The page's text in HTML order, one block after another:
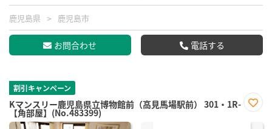
鹿児島県 鹿児島市
お問合わせ 電話する
割引キャンペーン
Kマンスリー鹿児島県立博物館前（高見馬場駅前） 301・1R-
【角部屋】(No.483399)
に入